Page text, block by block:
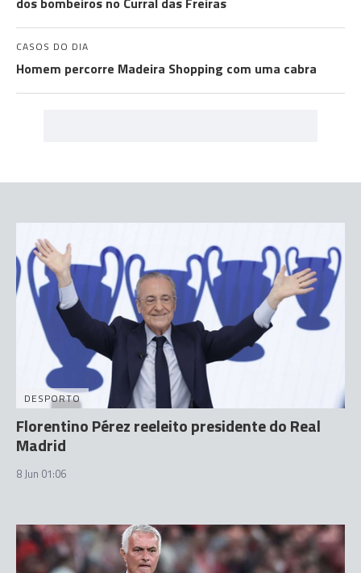
CASOS DO DIA
Homem percorre Madeira Shopping com uma cabra
DESPORTO
Florentino Pérez reeleito presidente do Real
Madrid
8 Jun 01:06